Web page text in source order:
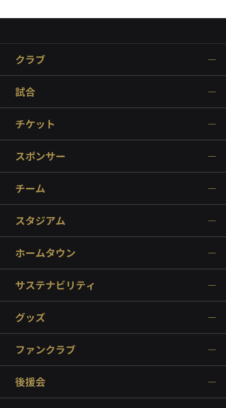
クラブ
試合
チケット
スポンサー
チーム
スタジアム
ホームタウン
サステナビリティ
グッズ
ファンクラブ
後援会